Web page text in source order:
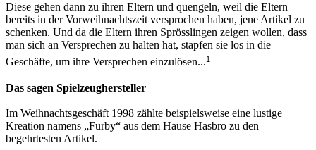
Diese gehen dann zu ihren Eltern und quengeln, weil die Eltern
bereits in der Vorweihnachtszeit versprochen haben, jene Artikel zu
schenken. Und da die Eltern ihren Sprösslingen zeigen wollen, dass
man sich an Versprechen zu halten hat, stapfen sie los in die
Geschäfte, um ihre Versprechen einzulösen...1
Das sagen Spielzeughersteller
Im Weihnachtsgeschäft 1998 zählte beispielsweise eine lustige
Kreation namens „Furby“ aus dem Hause Hasbro zu den
begehrtesten Artikel.